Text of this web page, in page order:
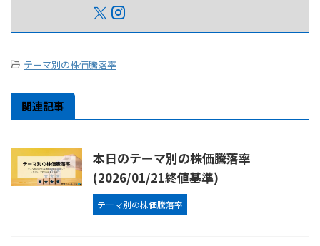
-テーマ別の株価騰落率
関連記事
本日のテーマ別の株価騰落率
(2026/01/21終値基準)
テーマ別の株価騰落率